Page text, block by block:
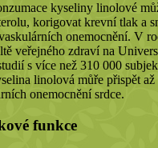
kyseliny linolové
korigovat krevní tlak a
onemocnění. V
veřejného zdraví na
s více než 310 000
linolová můře přispět
onemocnění srdce.
funkce